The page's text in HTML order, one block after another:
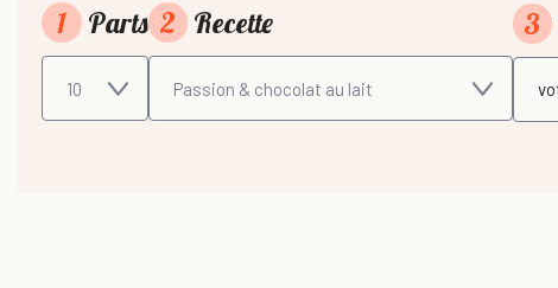
1 Parts 2 Recette 3